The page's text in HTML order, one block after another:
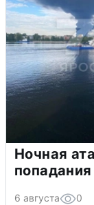
Ночная
6 августа 0